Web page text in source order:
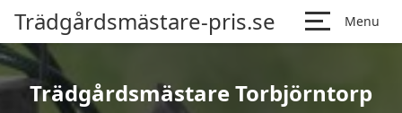
Trädgårdsmästare-pris.se Menu
Trädgårdsmästare Torbjörntorp